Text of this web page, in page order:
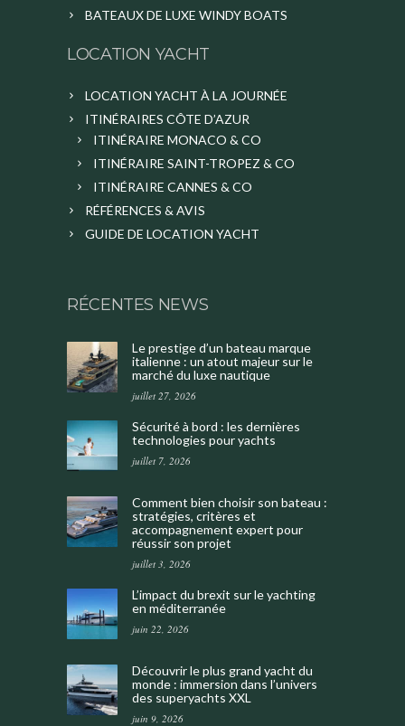
BATEAUX DE LUXE WINDY BOATS
LOCATION YACHT
LOCATION YACHT À LA JOURNÉE
ITINÉRAIRES CÔTE D’AZUR
ITINÉRAIRE MONACO & CO
ITINÉRAIRE SAINT-TROPEZ & CO
ITINÉRAIRE CANNES & CO
RÉFÉRENCES & AVIS
GUIDE DE LOCATION YACHT
RÉCENTES NEWS
Le prestige d’un bateau marque
italienne : un atout majeur sur le
marché du luxe nautique
juillet 27, 2026
Sécurité à bord : les dernières
technologies pour yachts
juillet 7, 2026
Comment bien choisir son bateau :
stratégies, critères et
accompagnement expert pour
réussir son projet
juillet 3, 2026
L’impact du brexit sur le yachting
en méditerranée
juin 22, 2026
Découvrir le plus grand yacht du
monde : immersion dans l’univers
des superyachts XXL
juin 9, 2026